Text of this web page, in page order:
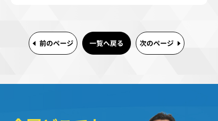
前のページ 一覧へ戻る 次のページ